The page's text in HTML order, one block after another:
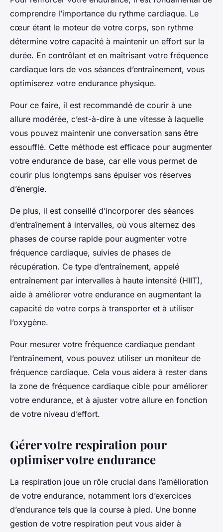
comprendre l’importance du rythme cardiaque. Le
cœur étant le moteur de votre corps, son rythme
détermine votre capacité à maintenir un effort sur la
durée. En contrôlant et en maîtrisant votre fréquence
cardiaque lors de vos séances d’entraînement, vous
optimiserez votre endurance physique.
Pour ce faire, il est recommandé de courir à une
allure modérée, c’est-à-dire à une vitesse à laquelle
vous pouvez maintenir une conversation sans être
essoufflé. Cette méthode est efficace pour augmenter
votre endurance de base, car elle vous permet de
courir plus longtemps sans épuiser vos réserves
d’énergie.
De plus, il est conseillé d’incorporer des séances
d’entraînement à intervalles, où vous alternez des
phases de course rapide pour augmenter votre
fréquence cardiaque, suivies de phases de
récupération. Ce type d’entraînement, appelé
entraînement par intervalles à haute intensité (HIIT),
aide à améliorer votre endurance en augmentant la
capacité de votre corps à transporter et à utiliser
l’oxygène.
Pour mesurer votre fréquence cardiaque pendant
l’entraînement, vous pouvez utiliser un moniteur de
fréquence cardiaque. Cela vous aidera à rester dans
la zone de fréquence cardiaque cible pour améliorer
votre endurance, et à ajuster votre allure en fonction
de votre niveau d’effort.
Gérer votre respiration pour
optimiser votre endurance
La respiration joue un rôle crucial dans l’amélioration
de votre endurance, notamment lors d’exercices
d’endurance tels que la course à pied. Une bonne
gestion de votre respiration peut vous aider à